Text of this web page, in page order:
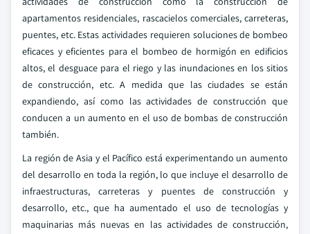
apartamentos residenciales, rascacielos comerciales, carreteras,
puentes, etc. Estas actividades requieren soluciones de bombeo
eficaces y eficientes para el bombeo de hormigón en edificios
altos, el desguace para el riego y las inundaciones en los sitios
de construcción, etc. A medida que las ciudades se están
expandiendo, así como las actividades de construcción que
conducen a un aumento en el uso de bombas de construcción
también.
La región de Asia y el Pacífico está experimentando un aumento
del desarrollo en toda la región, lo que incluye el desarrollo de
infraestructuras, carreteras y puentes de construcción y
desarrollo, etc., que ha aumentado el uso de tecnologías y
maquinarias más nuevas en las actividades de construcción,